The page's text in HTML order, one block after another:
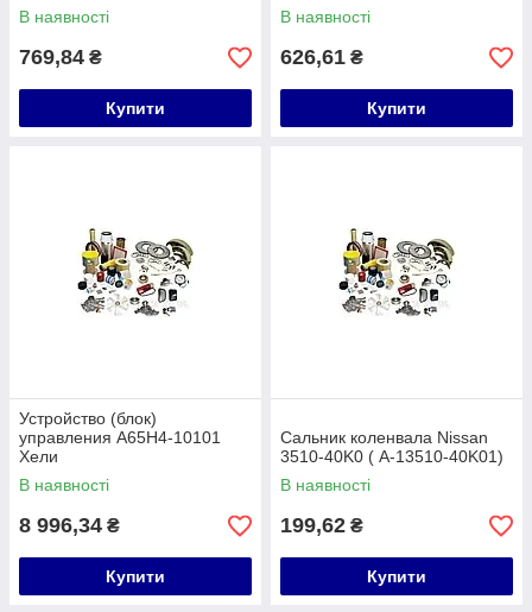
В наявності
769,84 ₴
Купити
В наявності
626,61 ₴
Купити
Устройство (блок)
управления A65H4-10101
Хели
В наявності
8 996,34 ₴
Купити
Сальник коленвала Nissan
3510-40K0 ( A-13510-40K01)
В наявності
199,62 ₴
Купити